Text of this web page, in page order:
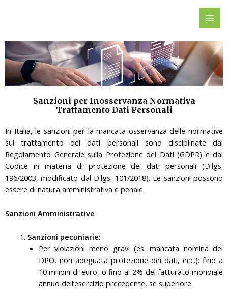
Sanzioni per Inosservanza Normativa
Trattamento Dati Personali
In Italia, le sanzioni per la mancata osservanza delle normative
sul trattamento dei dati personali sono disciplinate dal
Regolamento Generale sulla Protezione dei Dati (GDPR) e dal
Codice in materia di protezione dei dati personali (D.lgs.
196/2003, modificato dal D.lgs. 101/2018). Le sanzioni possono
essere di natura amministrativa e penale.
Sanzioni Amministrative
Sanzioni pecuniarie:
Per violazioni meno gravi (es. mancata nomina del
DPO, non adeguata protezione dei dati, ecc.): fino a
10 milioni di euro, o fino al 2% del fatturato mondiale
annuo dell’esercizio precedente, se superiore.